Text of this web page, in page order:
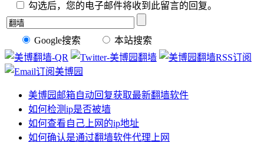
勾选后，您的电子邮件将收到此留言的回复。
Google搜索 本站搜索
美博园邮箱自动回复获取最新翻墙软件
如何检测ip是否被墙
如何查看自己上网的ip地址
如何确认是通过翻墙软件代理上网